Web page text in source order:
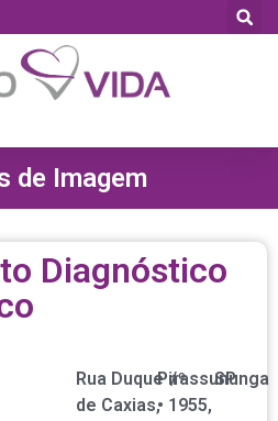
de Imagem
Diagnóstico
Rua Duque
de Caxias,
nº
1955,
/
Pirassununga
•
SP